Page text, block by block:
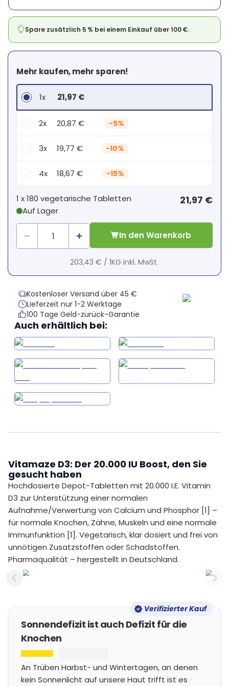
Spare zusätzlich 5 % bei einem Einkauf über 100 €.
Mehr kaufen, mehr sparen!
1x 21,97 €
2x 20,87 € -5%
3x 19,77 € -10%
4x 18,67 € -15%
Dein persönlicher Rabatt
1x 0,00 €
1 x180 vegetarische Tabletten
Auf Lager
21,97 €
In den Warenkorb
203,43 € /1KG inkl. MwSt.
Kostenloser Versand über 45 €
Lieferzeit nur 1-2 Werktage
100 Tage Geld-zurück-Garantie
Auch erhältlich bei:
Vitamaze D3: Der 20.000 IU Boost, den Sie
gesucht haben
Hochdosierte Depot-Tabletten mit 20.000 I.E. Vitamin
D3 zur Unterstützung einer normalen
Aufnahme/Verwertung von Calcium und Phosphor [1] –
für normale Knochen, Zähne, Muskeln und eine normale
Immunfunktion [1]. Vegetarisch, klar dosiert und frei von
unnötigen Zusatzstoffen oder Schadstoffen.
Pharmaqualität – hergestellt in Deutschland.
Previous slide
Verifizierter Kauf
Sonnendefizit ist auch Defizit für die
Knochen
An Trüben Harbst- und Wintertagen, an denen
kein Sonnenlicht auf unsere Haut trifft ist es